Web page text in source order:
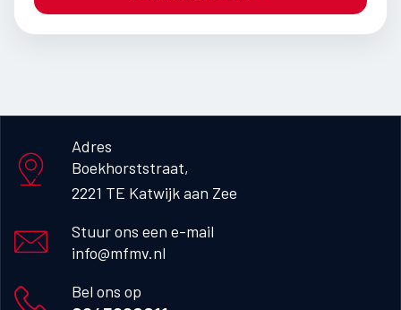
Adres
Boekhorststraat,
2221 TE Katwijk aan Zee
Stuur ons een e-mail
info@mfmv.nl
Bel ons op